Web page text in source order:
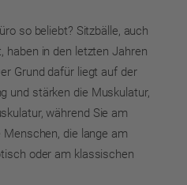
so beliebt? Sitzbälle, auch
haben in den letzten Jahren
Grund dafür liegt auf der
und stärken die Muskulatur,
während Sie am
die lange am
oder am klassischen